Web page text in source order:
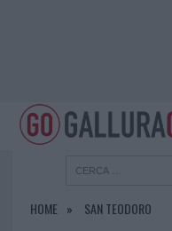
HOME SAN TEODORO